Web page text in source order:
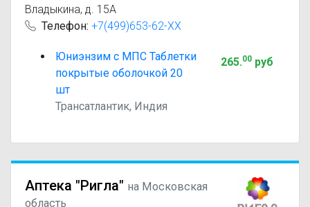
Владыкина, д. 15А
Телефон: +7(499)653-62-XX
Юниэнзим с МПС Таблетки
покрытые оболочкой 20
шт
Трансатлантик, Индия
265.00руб
Аптека "Ригла" на Московская
область